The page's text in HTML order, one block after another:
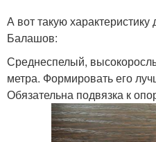
А вот такую характеристику
Балашов:
Средне­спелый,
метра. Формировать его
Обязательна подвязка к